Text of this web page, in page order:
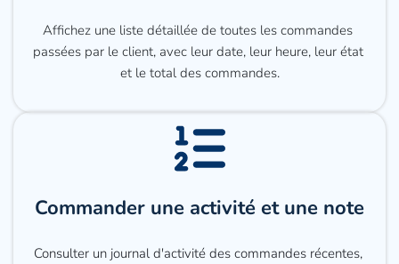
Affichez une liste détaillée de toutes les commandes
passées par le client, avec leur date, leur heure, leur état
et le total des commandes.
Commander une activité et une note
Consulter un journal d'activité des commandes récentes,